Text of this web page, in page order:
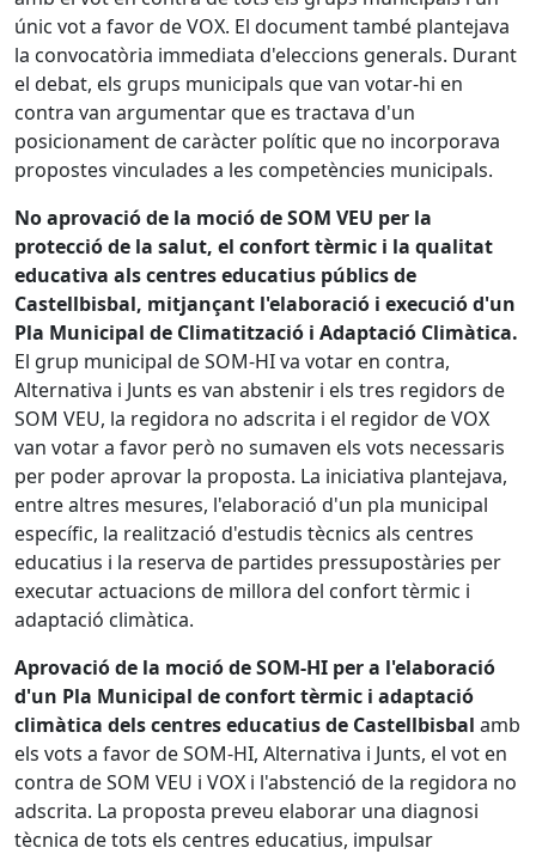
únic vot a favor de VOX. El document també plantejava
la convocatòria immediata d'eleccions generals. Durant
el debat, els grups municipals que van votar-hi en
contra van argumentar que es tractava d'un
posicionament de caràcter polític que no incorporava
propostes vinculades a les competències municipals.
No aprovació de la moció de SOM VEU per la
protecció de la salut, el confort tèrmic i la qualitat
educativa als centres educatius públics de
Castellbisbal, mitjançant l'elaboració i execució d'un
Pla Municipal de Climatització i Adaptació Climàtica.
El grup municipal de SOM-HI va votar en contra,
Alternativa i Junts es van abstenir i els tres regidors de
SOM VEU, la regidora no adscrita i el regidor de VOX
van votar a favor però no sumaven els vots necessaris
per poder aprovar la proposta. La iniciativa plantejava,
entre altres mesures, l'elaboració d'un pla municipal
específic, la realització d'estudis tècnics als centres
educatius i la reserva de partides pressupostàries per
executar actuacions de millora del confort tèrmic i
adaptació climàtica.
Aprovació de la moció de SOM-HI per a l'elaboració
d'un Pla Municipal de confort tèrmic i adaptació
climàtica dels centres educatius de Castellbisbal amb
els vots a favor de SOM-HI, Alternativa i Junts, el vot en
contra de SOM VEU i VOX i l'abstenció de la regidora no
adscrita. La proposta preveu elaborar una diagnosi
tècnica de tots els centres educatius, impulsar